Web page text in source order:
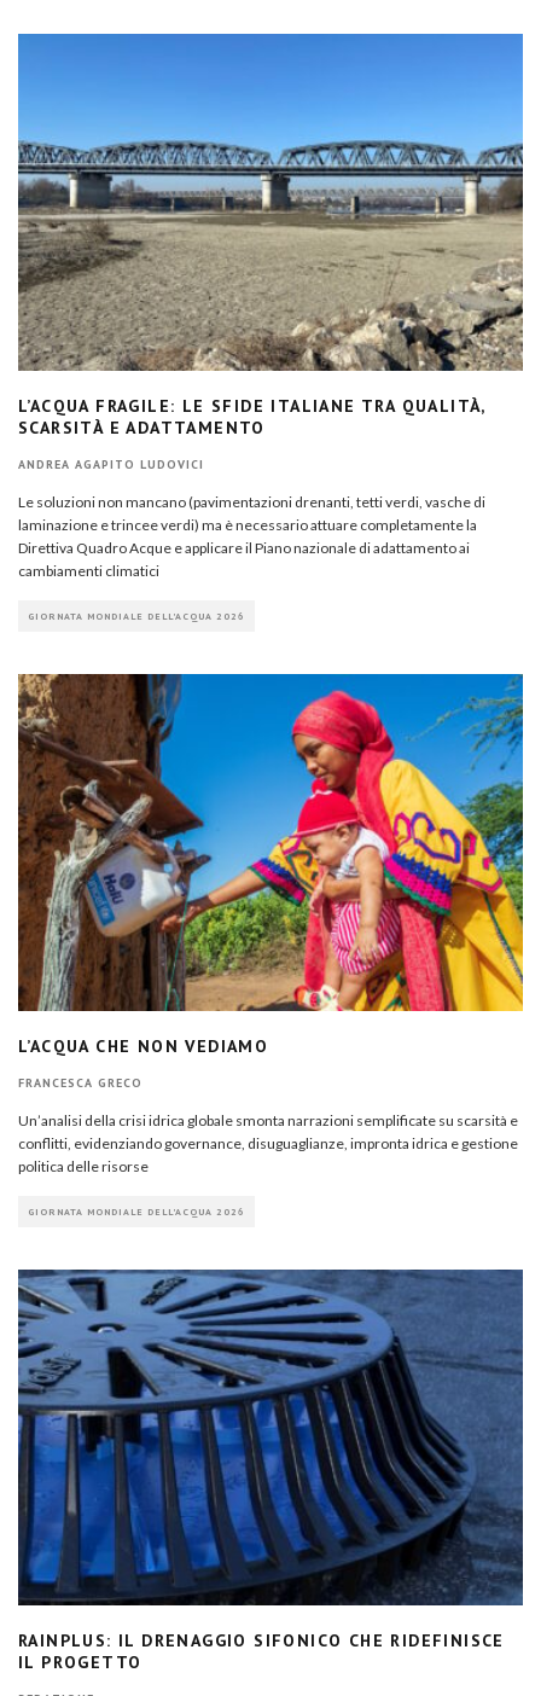
L’ACQUA FRAGILE: LE SFIDE ITALIANE TRA QUALITÀ,
SCARSITÀ E ADATTAMENTO
ANDREA AGAPITO LUDOVICI
Le soluzioni non mancano (pavimentazioni drenanti, tetti verdi, vasche di
laminazione e trincee verdi) ma è necessario attuare completamente la
Direttiva Quadro Acque e applicare il Piano nazionale di adattamento ai
cambiamenti climatici
GIORNATA MONDIALE DELL'ACQUA 2026
L’ACQUA CHE NON VEDIAMO
FRANCESCA GRECO
Un’analisi della crisi idrica globale smonta narrazioni semplificate su scarsità e
conflitti, evidenziando governance, disuguaglianze, impronta idrica e gestione
politica delle risorse
GIORNATA MONDIALE DELL'ACQUA 2026
RAINPLUS: IL DRENAGGIO SIFONICO CHE RIDEFINISCE
IL PROGETTO